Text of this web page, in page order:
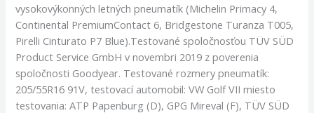
vysokovýkonných letných pneumatík (Michelin Primacy 4,
Continental PremiumContact 6, Bridgestone Turanza T005,
Pirelli Cinturato P7 Blue).Testované spoločnosťou TÜV SÜD
Product Service GmbH v novembri 2019 z poverenia
spoločnosti Goodyear. Testované rozmery pneumatík:
205/55R16 91V, testovací automobil: VW Golf VII miesto
testovania: ATP Papenburg (D), GPG Mireval (F), TÜV SÜD